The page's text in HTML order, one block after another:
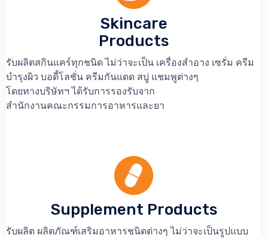
Skincare
Products
รับผลิตสกินแคร์ทุกชนิด ไม่ว่าจะเป็น เครื่องสำอาง เซรั่ม ครีม
บำรุงผิว บอดี้โลชั่น ครีมกันแดด สบู่ แชมพูต่างๆ
โดยทางบริษัทฯ ได้รับการรองรับจาก
สำนักงานคณะกรรมการอาหารและยา
Supplement Products
รับผลิต ผลิตภัณฑ์เสริมอาหารชนิดต่างๆ ไม่ว่าจะเป็นรูปแบบ